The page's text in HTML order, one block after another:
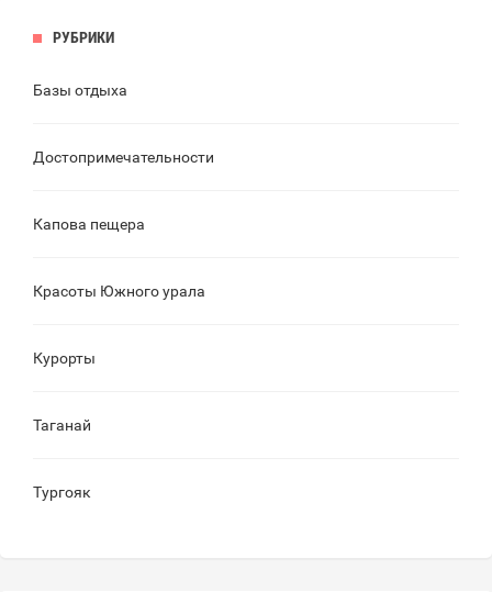
РУБРИКИ
Базы отдыха
Достопримечательности
Капова пещера
Красоты Южного урала
Курорты
Таганай
Тургояк